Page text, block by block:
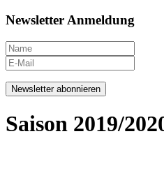
Newsletter Anmeldung
Newsletter abonnieren
Saison 2019/